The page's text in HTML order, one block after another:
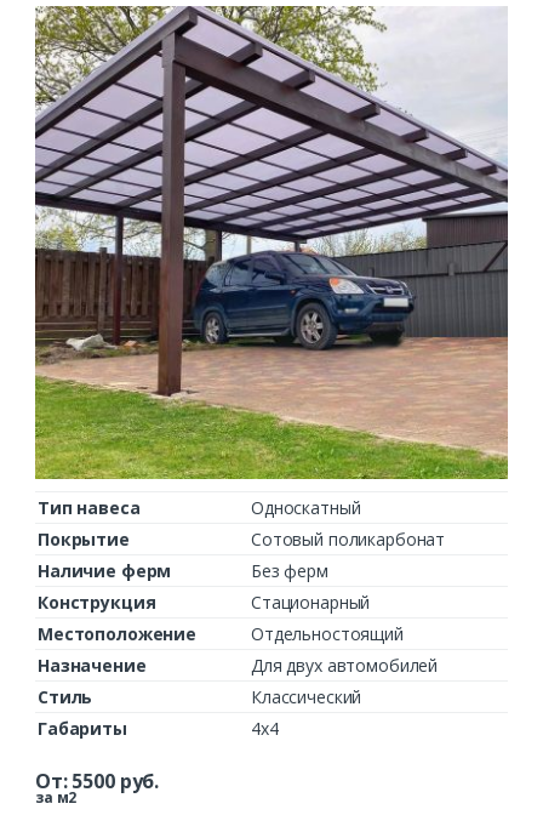
Тип навеса
Односкатный
Покрытие
Сотовый поликарбонат
Наличие ферм
Без ферм
Конструкция
Стационарный
Местоположение
Отдельностоящий
Назначение
Для двух автомобилей
Стиль
Классический
Габариты
4х4
От:5500руб.
за м2